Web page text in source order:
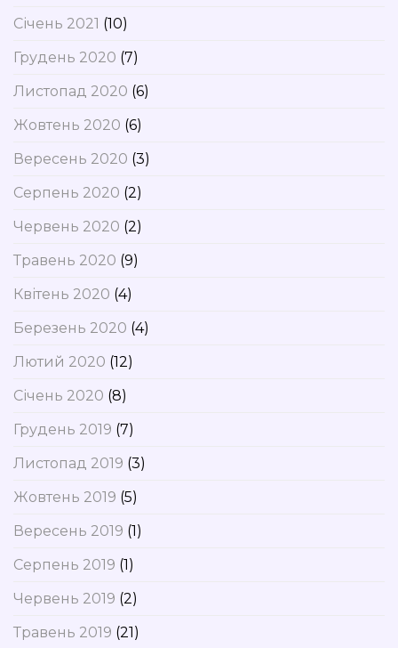
Січень 2021 (10)
Грудень 2020 (7)
Листопад 2020 (6)
Жовтень 2020 (6)
Вересень 2020 (3)
Серпень 2020 (2)
Червень 2020 (2)
Травень 2020 (9)
Квітень 2020 (4)
Березень 2020 (4)
Лютий 2020 (12)
Січень 2020 (8)
Грудень 2019 (7)
Листопад 2019 (3)
Жовтень 2019 (5)
Вересень 2019 (1)
Серпень 2019 (1)
Червень 2019 (2)
Травень 2019 (21)